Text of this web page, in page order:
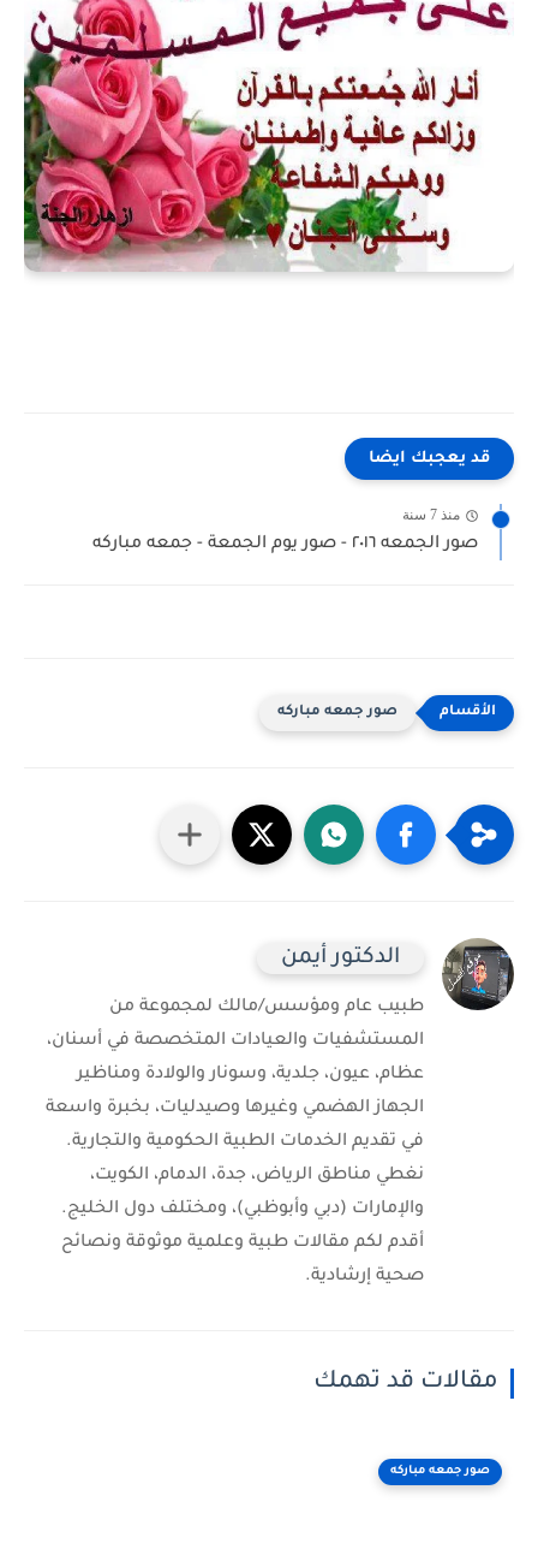
قد يعجبك ايضا
منذ 7 سنة
صور الجمعه ٢٠١٦ - صور يوم الجمعة - جمعه مباركه
صور جمعه مباركه
الدكتور أيمن
طبيب عام ومؤسس/مالك لمجموعة من
المستشفيات والعيادات المتخصصة في أسنان،
عظام، عيون، جلدية، وسونار والولادة ومناظير
الجهاز الهضمي وغيرها وصيدليات، بخبرة واسعة
في تقديم الخدمات الطبية الحكومية والتجارية.
نغطي مناطق الرياض، جدة، الدمام، الكويت،
والإمارات (دبي وأبوظبي)، ومختلف دول الخليج.
أقدم لكم مقالات طبية وعلمية موثوقة ونصائح
صحية إرشادية.
مقالات قد تهمك
صور جمعه مباركه